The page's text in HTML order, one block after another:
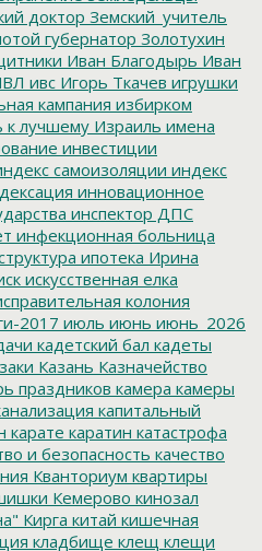
доктор Земский_учитель
губернатор Золотухин
Иван Благодырь Иван
ивс Игорь Ткачев игрушки
кампания избирком
к лучшему Израиль имена
инвестиции
самоизоляции индекс
инновационное
инспектор ДПС
инфекционная больница
ипотека Ирина
искусственная елка
колония
2017 июль июнь июнь_2026
кадетский бал кадеты
Казань Казначейство
праздников камера камеры
капитальный
карате каратин катастрофа
и безопасность качество
Кванториум квартиры
Кемерово кинозал
Кирга китай кишечная
кладбище клещ клещи